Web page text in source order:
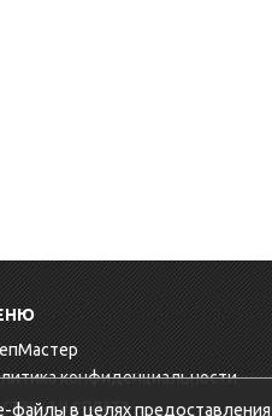
конфиденциальности
и оплата
файлы в целях